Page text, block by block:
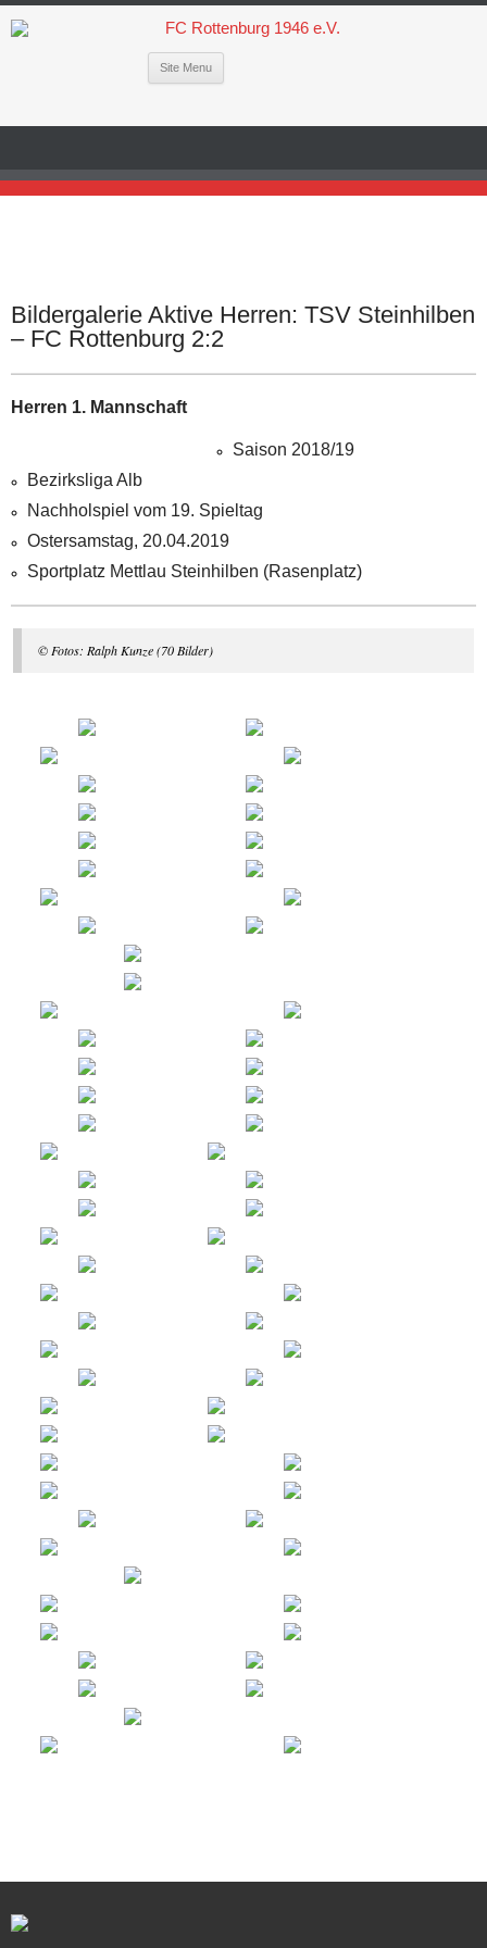
Site Menu
Bildergalerie Aktive Herren: TSV Steinhilben
– FC Rottenburg 2:2
Herren 1. Mannschaft
Saison 2018/19
Bezirksliga Alb
Nachholspiel vom 19. Spieltag
Ostersamstag, 20.04.2019
Sportplatz Mettlau Steinhilben (Rasenplatz)
© Fotos: Ralph Kunze (70 Bilder)